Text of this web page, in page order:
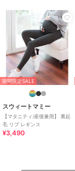
お手入れ
特徴
期間限定SALE
スウィートマミー
【マタニティ/産後兼用】 裏起
毛 リブ レギンス
¥3,490